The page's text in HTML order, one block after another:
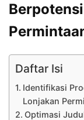
Daftar Isi
Identifikasi
Lonjakan
Optimasi